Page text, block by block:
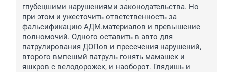
гпубецшими нарушениями законодательства. Но
при этом и ужесточить ответственность за
фальсификацию АДМ.материалов и превышение
полномочий. Одного оставить в авто для
патрулирования ДОПов и пресечения нарушений,
второго вмпешмй патруль гонять мамашек и
яшкров с велодорожек, и наоборот. Глядишь и